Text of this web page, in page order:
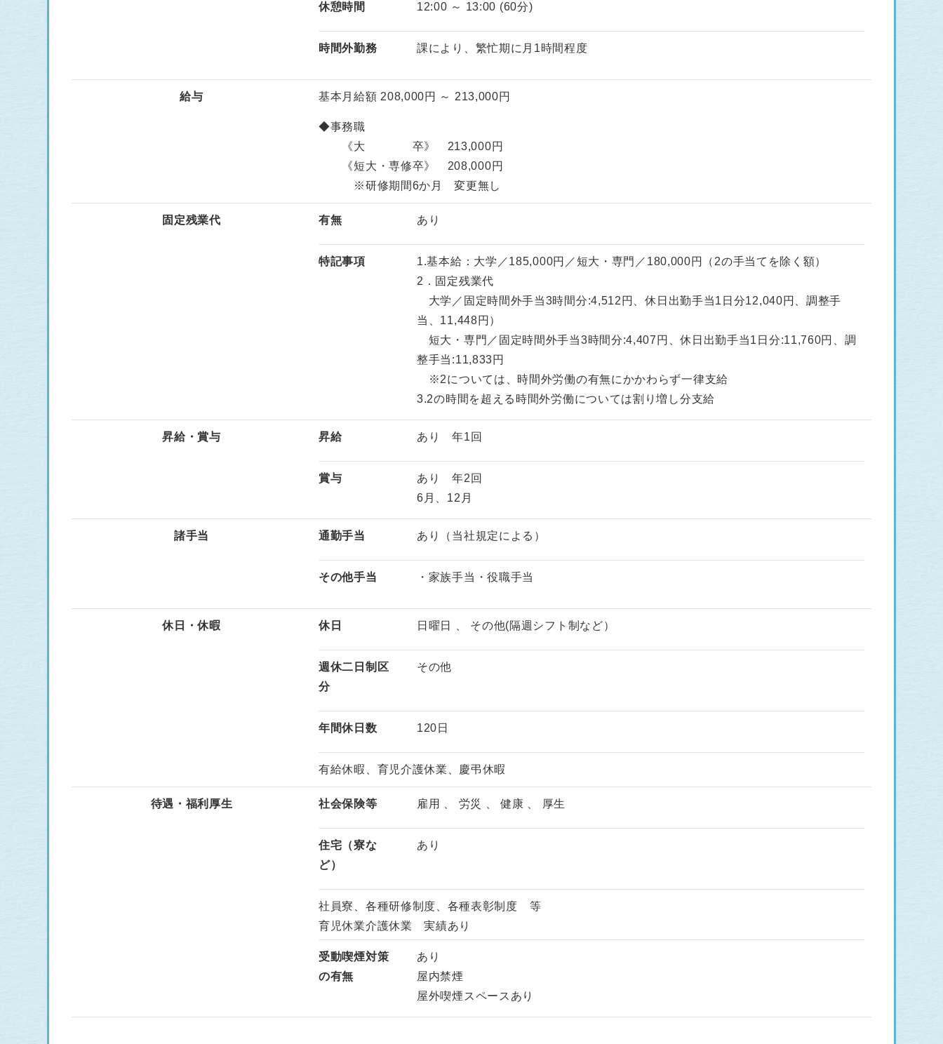
休憩時間 12:00 ～ 13:00 (60分)
時間外勤務 課により、繁忙期に月1時間程度
給与 基本月給額 208,000円 ～ 213,000円
◆事務職
《大 卒》 213,000円
《短大・専修卒》 208,000円
※研修期間6か月 変更無し
固定残業代 有無 あり
特記事項
1.基本給：大学／185,000円／短大・専門／180,000円（2の手当てを除く額）
2．固定残業代
大学／固定時間外手当3時間分:4,512円、休日出勤手当1日分12,040円、調整手
当、11,448円）
短大・専門／固定時間外手当3時間分:4,407円、休日出勤手当1日分:11,760円、調
整手当:11,833円
※2については、時間外労働の有無にかかわらず一律支給
3.2の時間を超える時間外労働については割り増し分支給
昇給・賞与 昇給 あり 年1回
賞与
あり 年2回
6月、12月
諸手当 通勤手当 あり（当社規定による）
その他手当 ・家族手当・役職手当
休日・休暇 休日 日曜日 、 その他(隔週シフト制など）
週休二日制区
分
その他
年間休日数 120日
有給休暇、育児介護休業、慶弔休暇
待遇・福利厚生 社会保険等 雇用 、 労災 、 健康 、 厚生
住宅（寮な
ど）
あり
社員寮、各種研修制度、各種表彰制度 等
育児休業介護休業 実績あり
受動喫煙対策
の有無
あり
屋内禁煙
屋外喫煙スペースあり